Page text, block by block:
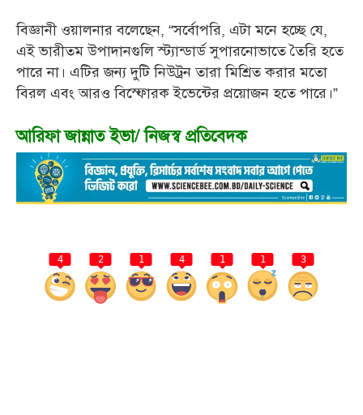
বিজ্ঞানী ওয়ালনার বলেছেন, “সর্বোপরি, এটা মনে হচ্ছে যে,
এই ভারীতম উপাদানগুলি স্ট্যান্ডার্ড সুপারনোভাতে তৈরি হতে
পারে না। এটির জন্য দুটি নিউট্রন তারা মিশ্রিত করার মতো
বিরল এবং আরও বিস্ফোরক ইভেন্টের প্রয়োজন হতে পারে।”
আরিফা জান্নাত ইভা/ নিজস্ব প্রতিবেদক
4 2 1 4 1 1 3